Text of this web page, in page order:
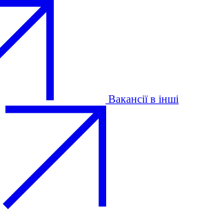
Вакансії в інші